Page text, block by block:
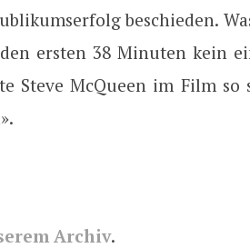
beschieden.
ersten 38 Minuten kein
Steve McQueen im Film so
Archiv.